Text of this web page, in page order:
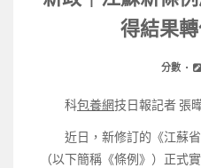
得結果
分數
科包養網技日報記者 張
近日，新修訂的《江蘇
（以下簡稱《條例》）正式